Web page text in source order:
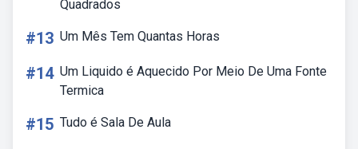
Quadrados
#13 Um Mês Tem Quantas Horas
#14 Um Liquido é Aquecido Por Meio De Uma Fonte
Termica
#15 Tudo é Sala De Aula